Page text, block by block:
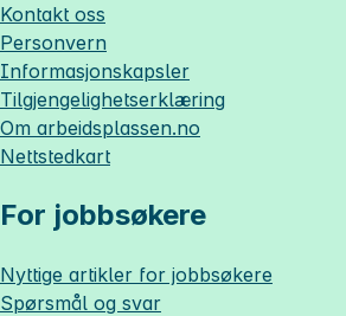
Kontakt oss
Personvern
Informasjonskapsler
Tilgjengelighetserklæring
Om arbeidsplassen.no
Nettstedkart
For jobbsøkere
Nyttige artikler for jobbsøkere
Spørsmål og svar